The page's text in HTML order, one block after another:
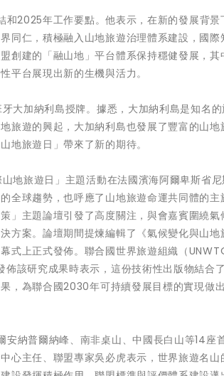
2025年工作要點。他表示，在新的發展背景
同仁，積極融入山地旅遊治理體系建設，國際
創建的「融山地」平台體系保持穩健發展，其
平台展現出新的生機與活力。
大加納利島授牌。據悉，大加納利島是知名的
旅遊的興起，大加納利島也發展了豐富的山地
地旅遊日」帶來了新的期待。
地旅遊日」主題活動在法國濱海阿爾卑斯省尼
全球趨勢，也呼應了山地旅遊命運共同體的主
」主題論壇引發了高度關注，與會嘉賓圍繞氣
方案。論壇期間提煉編輯了《氣候變化與山地
上正式發佈。聯合國世界旅遊組織（
該研究成果時表示，這份技術性出版物結合
，為聯合國2030年可持續發展目標的實現做
納普爾納峰、南非桌山、中國長白山等14座
心主任、聯盟專家吳必虎表示，世界旅遊名山